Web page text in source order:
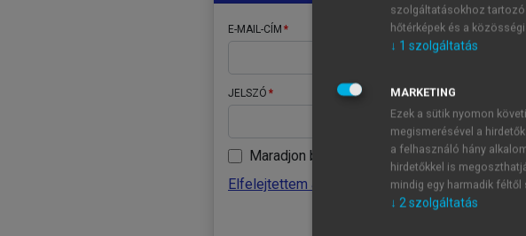
E-MAIL-CÍM
JELSZÓ
Maradjon belépve
Elfelejtettem a jelszavamat
szolgáltatásokhoz
hőtérképek és a
↓ 1 szolgáltatás
MARKETING
Ezek a sütik nyomon
megismerésével a
a felhasználó hány
hirdetőkkel is
mindig egy harmadik féltől
↓ 2szolgáltatás